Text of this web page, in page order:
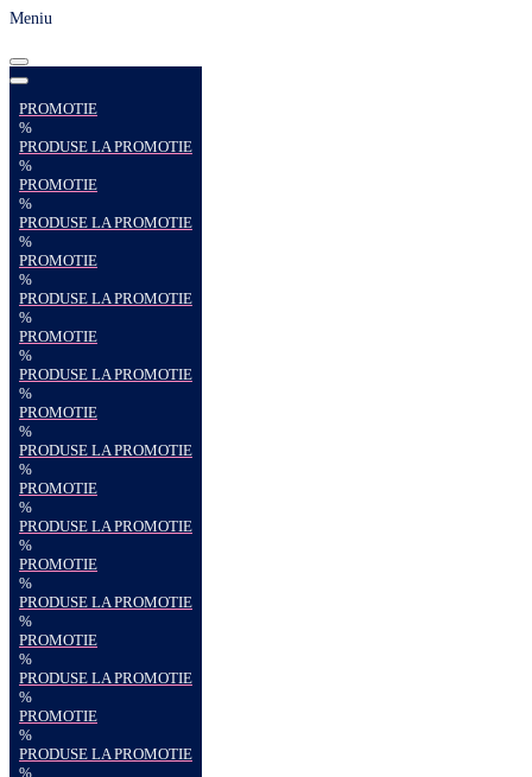
Meniu
PROMOTIE
%
PRODUSE LA PROMOTIE
%
PROMOTIE
%
PRODUSE LA PROMOTIE
%
PROMOTIE
%
PRODUSE LA PROMOTIE
%
PROMOTIE
%
PRODUSE LA PROMOTIE
%
PROMOTIE
%
PRODUSE LA PROMOTIE
%
PROMOTIE
%
PRODUSE LA PROMOTIE
%
PROMOTIE
%
PRODUSE LA PROMOTIE
%
PROMOTIE
%
PRODUSE LA PROMOTIE
%
PROMOTIE
%
PRODUSE LA PROMOTIE
%